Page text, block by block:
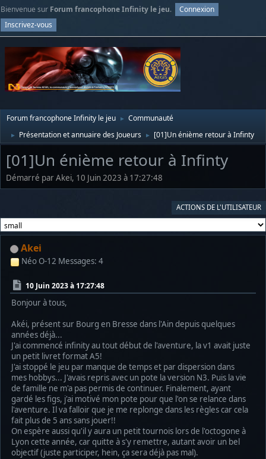
Bienvenue sur Forum francophone Infinity le jeu.
Connexion
Inscrivez-vous
Forum francophone Infinity le jeu ► Communauté
► Présentation et annuaire des Joueurs ► [01]Un énième retour à Infinty
[01]Un énième retour à Infinty
Démarré par Akei, 10 Juin 2023 à 17:27:48
ACTIONS DE L'UTILISATEUR
Akei
Néo O-12 Messages: 4
10 Juin 2023 à 17:27:48
Bonjour à tous,
Akéi, présent sur Bourg en Bresse dans l'Ain depuis quelques
années déjà...
J'ai commencé infinity au tout début de l'aventure, la v1 avait juste
un petit livret format A5!
J'ai stoppé le jeu par manque de temps et par dispersion dans
mes hobbys... J'avais repris avec un pote la version N3. Puis la vie
de famille ne m'a pas permis de continuer. Finalement, ayant
gardé les figs, j'ai motivé mon pote pour que l'on se relance dans
l'aventure. Il va falloir que je me replonge dans les règles car cela
fait plus de 5 ans sans jouer!!
On espère aussi qu'il y aura un petit tournois lors de l'octogone à
Lyon cette année, car quitte à s'y remettre, autant avoir un bel
objectif (juste participer, hein, ça sera déjà pas mal).